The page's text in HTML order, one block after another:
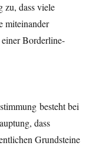
zu, dass viele
miteinander
Borderline-
besteht bei
dass
Grundsteine